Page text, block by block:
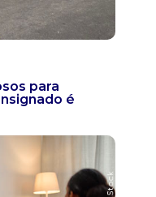
para
é